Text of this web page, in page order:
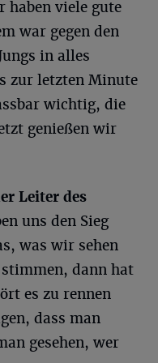
haben viele gute
war gegen den
in alles
zur letzten Minute
wichtig, die
genießen wir
Leiter des
uns den Sieg
was wir sehen
dann hat
es zu rennen
dass man
gesehen, wer